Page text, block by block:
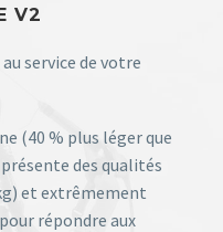
V2
service de votre
(40 % plus léger que
des qualités
et extrêmement
répondre aux